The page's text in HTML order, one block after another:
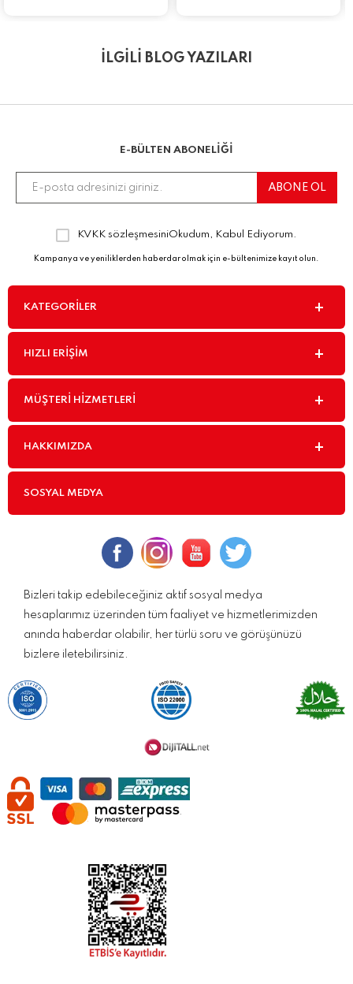
İLGİLİ BLOG YAZILARI
E-BÜLTEN ABONELİĞİ
KVKK sözleşmesiniOkudum, Kabul Ediyorum.
Kampanya ve yeniliklerden haberdar olmak için e-bültenimize kayıt olun.
KATEGORILER
HIZLI ERIŞIM
MÜŞTERI HIZMETLERI
HAKKIMIZDA
SOSYAL MEDYA
Bizleri takip edebileceğiniz aktif sosyal medya
hesaplarımız üzerinden tüm faaliyet ve hizmetlerimizden
anında haberdar olabilir, her türlü soru ve görüşünüzü
bizlere iletebilirsiniz.